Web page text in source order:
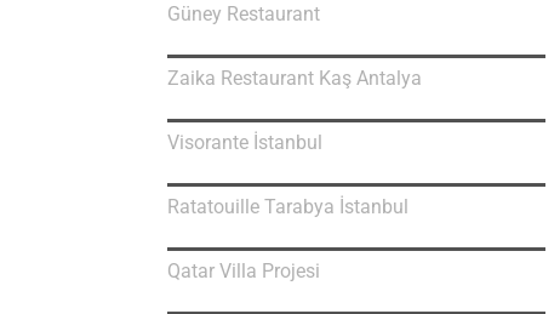
Güney Restaurant
Zaika Restaurant Kaş Antalya
Visorante İstanbul
Ratatouille Tarabya İstanbul
Qatar Villa Projesi